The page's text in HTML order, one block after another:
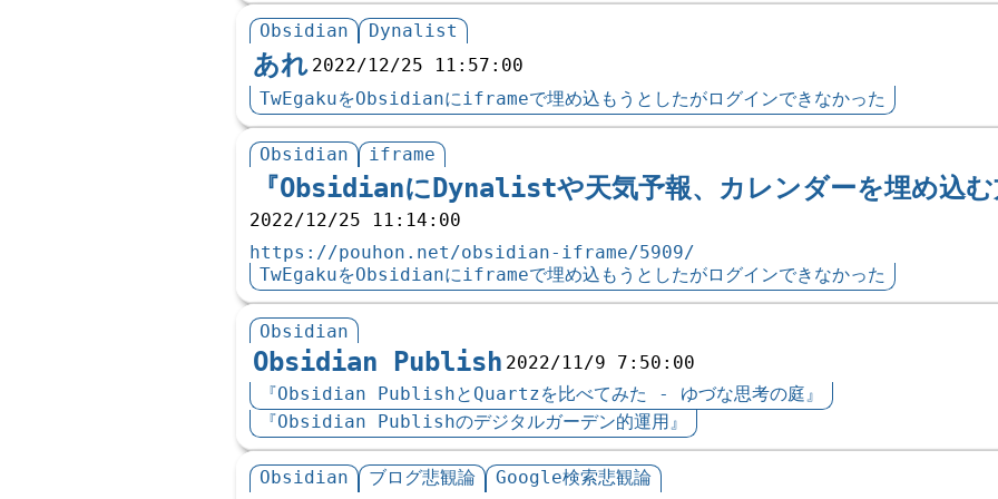
Obsidian Dynalist
あれ 2022/12/25 11:57:00
TwEgakuをObsidianにiframeで埋め込もうとしたがログインできなかった
Obsidian iframe
『ObsidianにDynalistや天気予報、カレンダーを埋め込む
2022/12/25 11:14:00
https://pouhon.net/obsidian-iframe/5909/
TwEgakuをObsidianにiframeで埋め込もうとしたがログインできなかった
Obsidian
Obsidian Publish 2022/11/9 7:50:00
『Obsidian PublishとQuartzを比べてみた - ゆづな思考の庭』
『Obsidian Publishのデジタルガーデン的運用』
Obsidian ブログ悲観論 Google検索悲観論